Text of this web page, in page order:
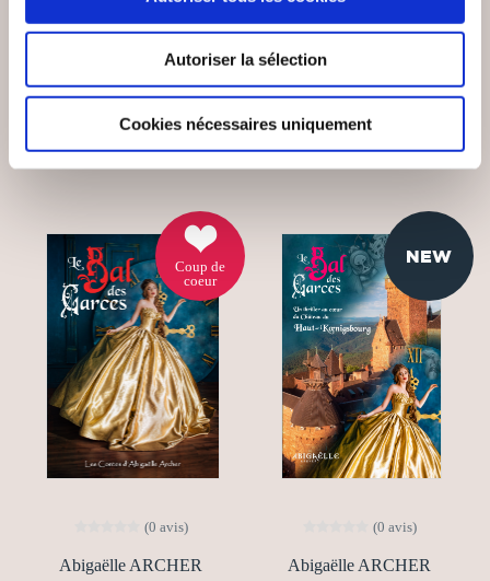
Autoriser la sélection
Cookies nécessaires uniquement
MYTHES VIVANTS
Contes & légendes
12€00
PAS VIVRE
Contes & légendes
6€00
Coup de
coeur
(0 avis)
Abigaëlle ARCHER
NEW
(0 avis)
Abigaëlle ARCHER